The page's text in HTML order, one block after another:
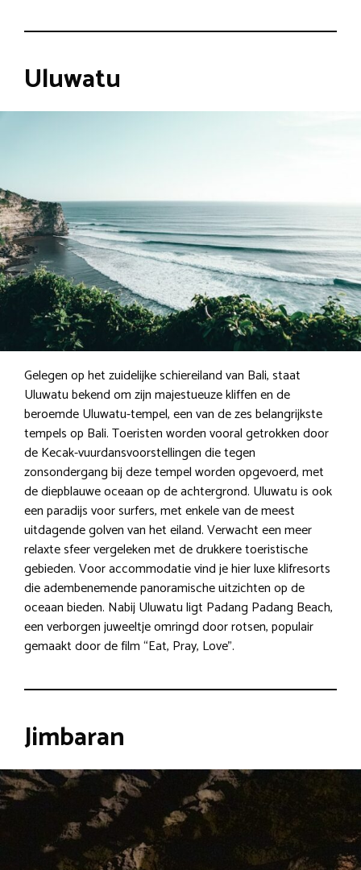
Uluwatu
Gelegen op het zuidelijke schiereiland van Bali, staat
Uluwatu bekend om zijn majestueuze kliffen en de
beroemde Uluwatu-tempel, een van de zes belangrijkste
tempels op Bali. Toeristen worden vooral getrokken door
de Kecak-vuurdansvoorstellingen die tegen
zonsondergang bij deze tempel worden opgevoerd, met
de diepblauwe oceaan op de achtergrond. Uluwatu is ook
een paradijs voor surfers, met enkele van de meest
uitdagende golven van het eiland. Verwacht een meer
relaxte sfeer vergeleken met de drukkere toeristische
gebieden. Voor accommodatie vind je hier luxe klifresorts
die adembenemende panoramische uitzichten op de
oceaan bieden. Nabij Uluwatu ligt Padang Padang Beach,
een verborgen juweeltje omringd door rotsen, populair
gemaakt door de film “Eat, Pray, Love”.
Jimbaran